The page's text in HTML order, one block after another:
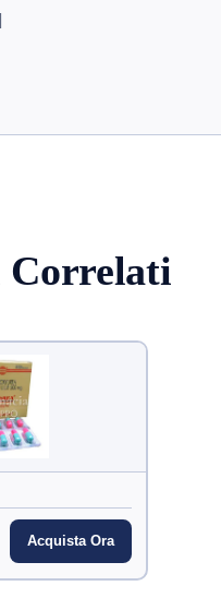
Correlati
Acquista Ora